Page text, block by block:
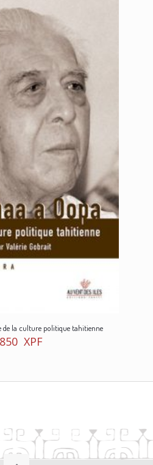
de la culture politique tahitienne
XPF